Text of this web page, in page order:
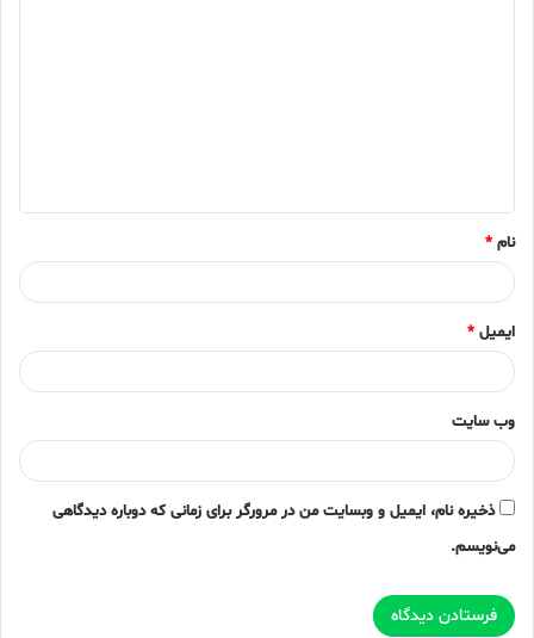
*
نام *
ایمیل *
وب‌ سایت
ذخیره نام، ایمیل و وبسایت من در مرورگر برای زمانی که دوباره دیدگاهی
می‌نویسم.